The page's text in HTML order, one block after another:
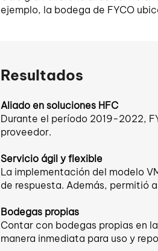
ejemplo, la bodega de FYCO
Resultados
Aliado en soluciones HFC
Durante el período 2019-2022,
proveedor.
Servicio ágil y flexible
La implementación del modelo
de respuesta. Además, permitió
Bodegas propias
Contar con bodegas propias en
manera inmediata para uso y